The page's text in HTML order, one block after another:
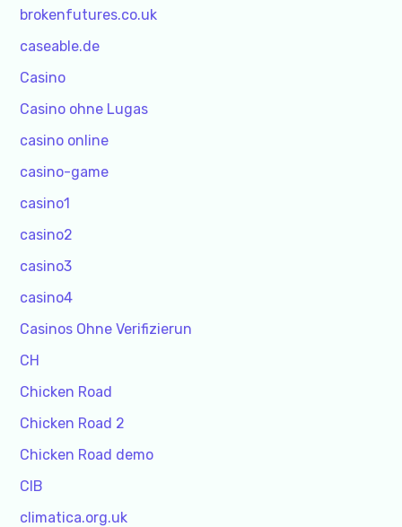
brokenfutures.co.uk
caseable.de
Casino
Casino ohne Lugas
casino online
casino-game
casino1
casino2
casino3
casino4
Casinos Ohne Verifizierun
CH
Chicken Road
Chicken Road 2
Chicken Road demo
CIB
climatica.org.uk